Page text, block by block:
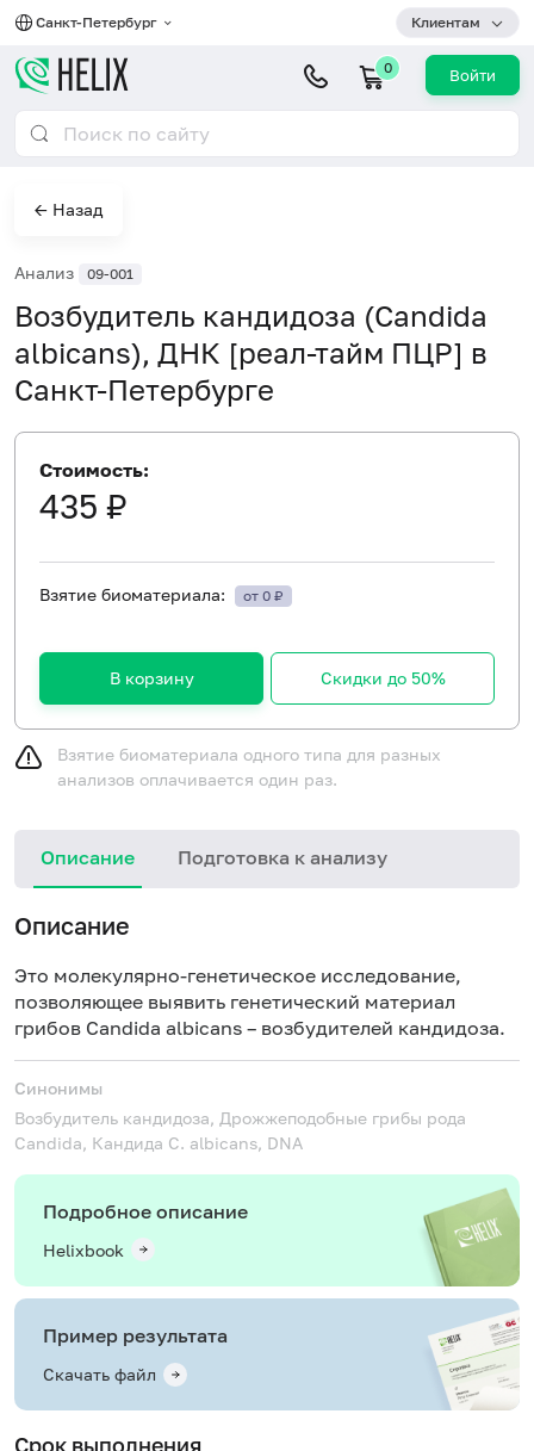
Санкт-Петербург Клиентам
0 Войти
← Назад
Анализ 09-001
Возбудитель кандидоза (Candida
albicans), ДНК [реал-тайм ПЦР] в
Санкт-Петербурге
Стоимость:
435 ₽
Взятие биоматериала: от 0 ₽
В корзину Скидки до 50%
Взятие биоматериала одного типа для разных
анализов оплачивается один раз.
Описание Подготовка к анализу
Описание
Это молекулярно-генетическое исследование,
позволяющее выявить генетический материал
грибов Candida albicans – возбудителей кандидоза.
Синонимы
Возбудитель кандидоза, Дрожжеподобные грибы рода
Candida, Кандида C. albicans, DNA
Подробное описание
Helixbook
Пример результата
Скачать файл
Срок выполнения